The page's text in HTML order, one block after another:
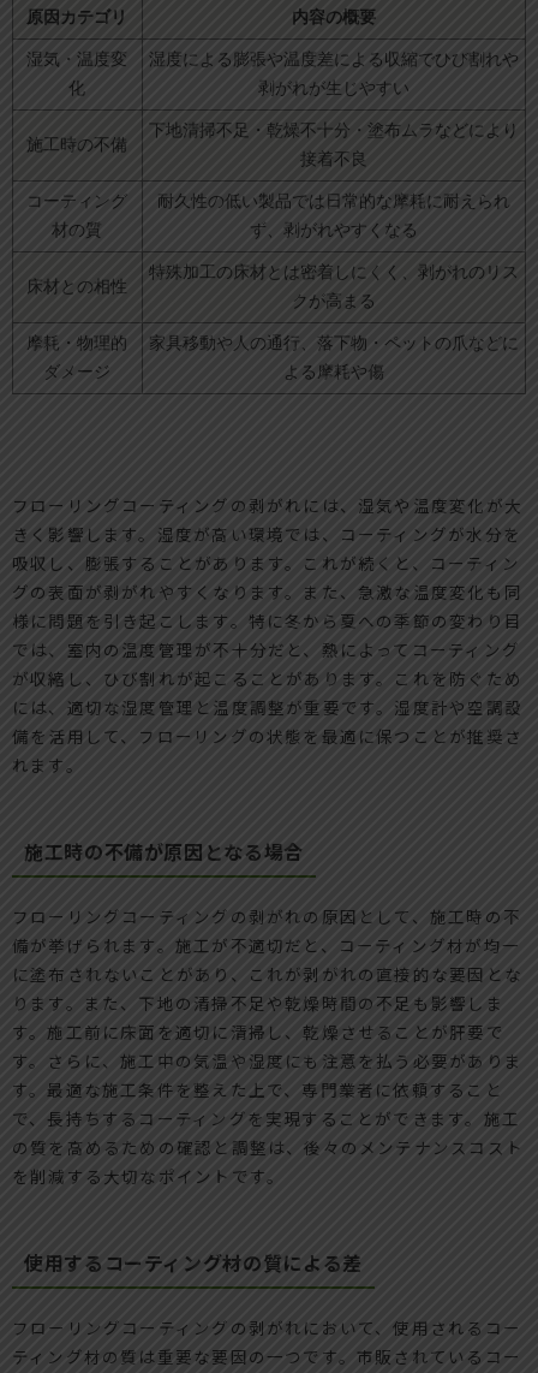
原因カテゴリ 内容の概要
湿気・温度変
化
湿度による膨張や温度差による収縮でひび割れや
剥がれが生じやすい
施工時の不備
下地清掃不足・乾燥不十分・塗布ムラなどにより
接着不良
コーティング
材の質
耐久性の低い製品では日常的な摩耗に耐えられ
ず、剥がれやすくなる
床材との相性
特殊加工の床材とは密着しにくく、剥がれのリス
クが高まる
摩耗・物理的
ダメージ
家具移動や人の通行、落下物・ペットの爪などに
よる摩耗や傷
フローリングコーティングの剥がれには、湿気や温度変化が大
きく影響します。湿度が高い環境では、コーティングが水分を
吸収し、膨張することがあります。これが続くと、コーティン
グの表面が剥がれやすくなります。また、急激な温度変化も同
様に問題を引き起こします。特に冬から夏への季節の変わり目
では、室内の温度管理が不十分だと、熱によってコーティング
が収縮し、ひび割れが起こることがあります。これを防ぐため
には、適切な湿度管理と温度調整が重要です。湿度計や空調設
備を活用して、フローリングの状態を最適に保つことが推奨さ
れます。
施工時の不備が原因となる場合
フローリングコーティングの剥がれの原因として、施工時の不
備が挙げられます。施工が不適切だと、コーティング材が均一
に塗布されないことがあり、これが剥がれの直接的な要因とな
ります。また、下地の清掃不足や乾燥時間の不足も影響しま
す。施工前に床面を適切に清掃し、乾燥させることが肝要で
す。さらに、施工中の気温や湿度にも注意を払う必要がありま
す。最適な施工条件を整えた上で、専門業者に依頼すること
で、長持ちするコーティングを実現することができます。施工
の質を高めるための確認と調整は、後々のメンテナンスコスト
を削減する大切なポイントです。
使用するコーティング材の質による差
フローリングコーティングの剥がれにおいて、使用されるコー
ティング材の質は重要な要因の一つです。市販されているコー